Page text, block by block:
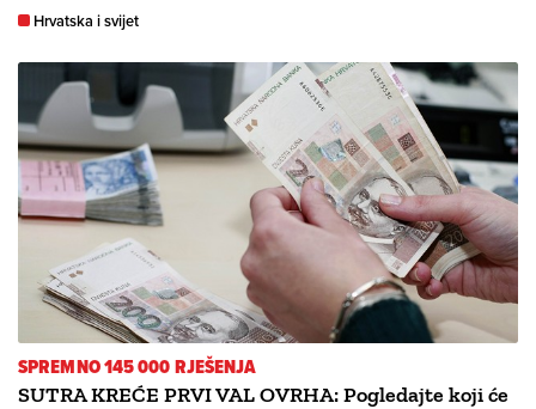
Hrvatska i svijet
SPREMNO 145 000 RJEŠENJA
SUTRA KREĆE PRVI VAL OVRHA: Pogledajte koji će